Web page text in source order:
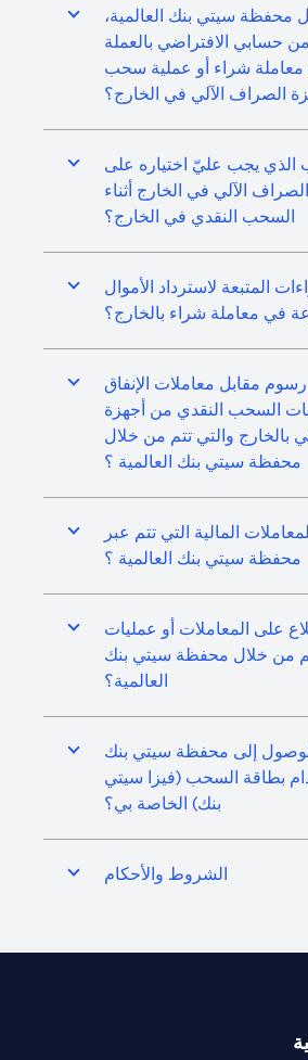
محفظة سيتي بنك العالمية،
حسابي الافتراضي بالعملة
معاملة شراء أو عملية سحب
الصراف الآلي في الخارج؟
الذي يجب عليّ اختياره على
الآلي في الخارج أثناء
السحب النقدي في الخارج؟
المتبعة لاسترداد الأموال
في معاملة شراء بالخارج؟
مقابل معاملات الإنفاق
السحب النقدي من أجهزة
بالخارج والتي تتم من خلال
محفظة سيتي بنك العالمية ؟
المالية التي تتم عبر
محفظة سيتي بنك العالمية ؟
على المعاملات أو عمليات
من خلال محفظة سيتي بنك
العالمية؟
إلى محفظة سيتي بنك
بطاقة السحب (فيزا سيتي
بنك) الخاصة بي؟
الشروط والأحكام